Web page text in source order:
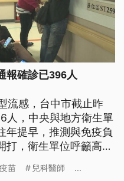
報確診已396人
流感，台中市截止昨
人，中央與地方衛生單
年提早，推測與免疫負
打，衛生單位呼籲高風
苗 兒科醫師 ...